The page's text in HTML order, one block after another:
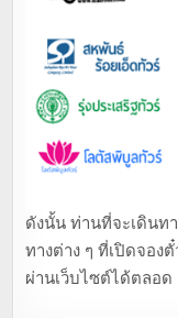
ดังนั้น ท่านที่จะเดินท
ทางต่าง ๆ ที่เปิดจอง
ผ่านเว็บไซต์ได้ตลอด